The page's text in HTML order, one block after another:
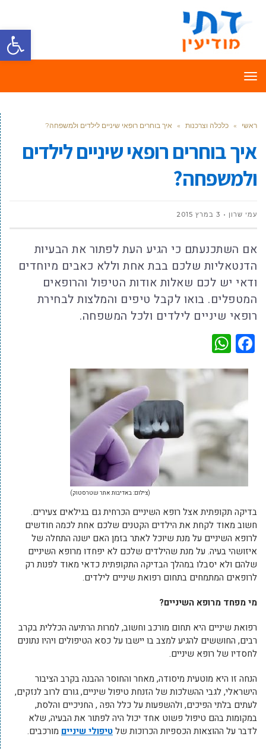
פתח
תפריט
ראשי » כלכלה וצרכנות » איך בוחרים רופאי שיניים לילדים ולמשפחה?
איך בוחרים רופאי שיניים לילדים
ולמשפחה?
עמי שרון 3 במרץ 2015
אם השתכנעתם כי הגיע העת לפתור את הבעיות
הדנטאליות שלכם בבת אחת וללא כאבים מיוחדים
ודאי יש לכם שאלות אודות הטיפול והרופאים
המטפלים. בואו לקבל טיפים והמלצות לבחירת
רופאי שיניים לילדים ולכל המשפחה.
Facebook
(צילום: באדיבות אתר שטרסטוק)
בדיקה תקופתית אצל רופא השיניים הכרחית גם בגילאים צעירים.
חשוב מאוד לקחת את הילדים הקטנים שלכם אחת לכמה חודשים
לרופא השיניים על מנת שיוכל לאתר בזמן האם ישנה התחלה של
איזושהי בעיה. על מנת שהילדים שלכם לא יפחדו מרופא השיניים
שלהם ולא יסבלו במהלך הבדיקה התקופתית כדאי מאוד לפנות רק
לרופאים המתמחים בתחום רפואת שיניים לילדים.
מי מפחד מרופא השיניים?
רפואת שיניים היא תחום מורכב וחשוב, למרות הרתיעה הכללית בקרב
רבים, החוששים להגיע למצב בו יישבו על כסא הטיפולים ויהיו נתונים
לחסדיו של רופא שיניים.
הנחה זו היא מוטעית מיסודה, מאחר והחוסר ההבנה בקרב הציבור
הישראלי, לגבי ההשלכות של הזנחת טיפול שיניים, גורם לרוב לנזקים,
לעתים בלתי הפיכים, ולהשפעות על כלל הפה , החניכיים והלסת,
במקומות בהם טיפול פשוט אחד יכול היה לפתור את הבעיה, שלא
לדבר על ההוצאות הכספיות הכרוכות שלטיפולי שיניים מורכבים.